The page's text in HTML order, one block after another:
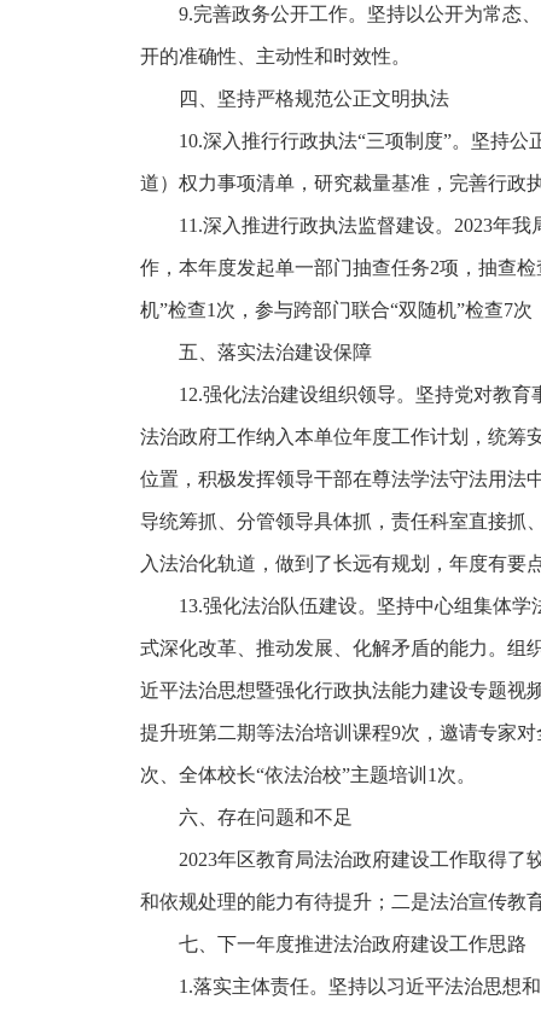
9.完善政务公开工作。坚持以公开为常态
开的准确性、主动性和时效性。
四、坚持严格规范公正文明执法
10.深入推行行政执法“三项制度”。坚持
道）权力事项清单，研究裁量基准，完善行政
11.深入推进行政执法监督建设。2023年
作，本年度发起单一部门抽查任务2项，抽查
机”检查1次，参与跨部门联合“双随机”检查7
五、落实法治建设保障
12.强化法治建设组织领导。坚持党对教
法治政府工作纳入本单位年度工作计划，统筹
位置，积极发挥领导干部在尊法学法守法用法
导统筹抓、分管领导具体抓，责任科室直接抓
入法治化轨道，做到了长远有规划，年度有要
13.强化法治队伍建设。坚持中心组集体
式深化改革、推动发展、化解矛盾的能力。组
近平法治思想暨强化行政执法能力建设专题视
提升班第二期等法治培训课程9次，邀请专家
次、全体校长“依法治校”主题培训1次。
六、存在问题和不足
2023年区教育局法治政府建设工作取得
和依规处理的能力有待提升；二是法治宣传教
七、下一年度推进法治政府建设工作思路
1.落实主体责任。坚持以习近平法治思想